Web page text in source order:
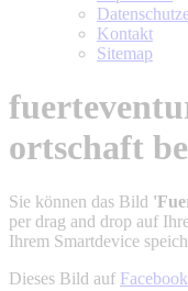
Kontakt
Sitemap
ortschaft
Sie können das Bild
per drag and drop auf
Ihrem Smartdevice
Dieses Bild auf Facebook